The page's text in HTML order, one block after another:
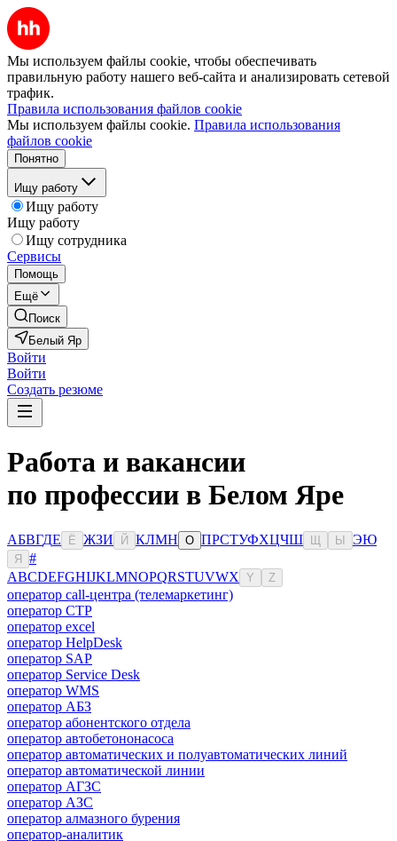
Мы используем файлы cookie, чтобы обеспечивать
правильную работу нашего веб-сайта и анализировать сетевой
трафик.
Правила использования файлов cookie
Мы используем файлы cookie. Правила использования
файлов cookie
Понятно
Ищу работу
Ищу работу
Ищу работу
Ищу сотрудника
Сервисы
Помощь
Ещё
Поиск
Белый Яр
Войти
Войти
Создать резюме
Работа и вакансии
по профессии в Белом Яре
АБВГДЕ Ё ЖЗИ Й КЛМН О ПРСТУФХЦЧШ Ы ЭЮ
Я
#
ABCDEFGHIJKLMNOPQRSTUVWX Y Z
оператор call-центра (телемаркетинг)
оператор CTP
оператор excel
оператор HelpDesk
оператор SAP
оператор Service Desk
оператор WMS
оператор АБЗ
оператор абонентского отдела
оператор автобетононасоса
оператор автоматических и полуавтоматических линий
оператор автоматической линии
оператор АГЗС
оператор АЗС
оператор алмазного бурения
оператор-аналитик